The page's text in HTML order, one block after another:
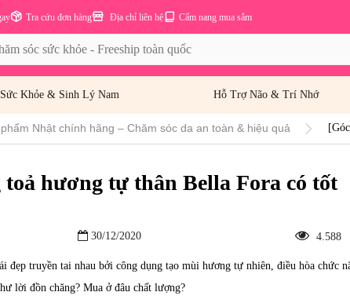
Cẩm nang mua sắm
Địa chỉ liên hệ
Tra cứu đơn hàng
Sức Khỏe & Sinh Lý Nam Hỗ Trợ Não & Trí Nhớ
Nhật chính hãng – Chăm sóc da an toàn & hiệu quả
toả hương tự thân Bella Fora có tốt
30/12/2020 4.588
đẹp truyền tai nhau bởi công dụng tạo mùi hương tự nhiên, điều hòa chức
lời đồn chăng? Mua ở đâu chất lượng?